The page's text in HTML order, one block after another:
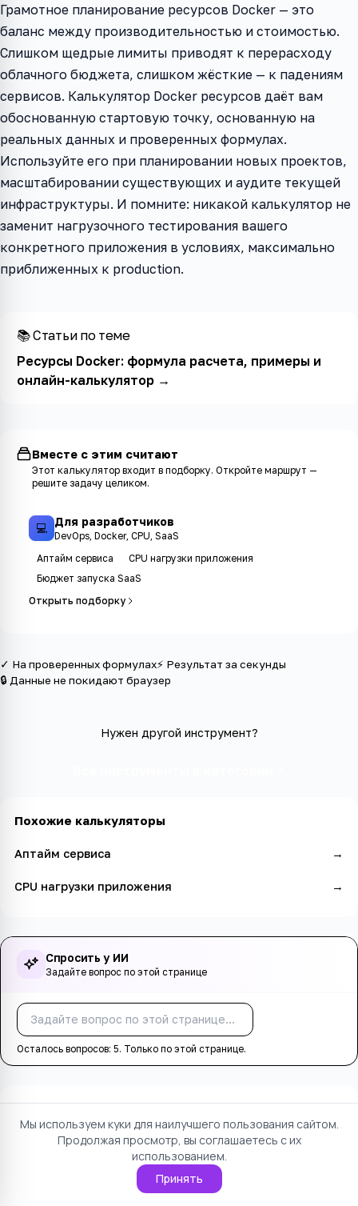
Грамотное планирование ресурсов Docker — это
баланс между производительностью и стоимостью.
Слишком щедрые лимиты приводят к перерасходу
облачного бюджета, слишком жёсткие — к падениям
сервисов. Калькулятор Docker ресурсов даёт вам
обоснованную стартовую точку, основанную на
реальных данных и проверенных формулах.
Используйте его при планировании новых проектов,
масштабировании существующих и аудите текущей
инфраструктуры. И помните: никакой калькулятор не
заменит нагрузочного тестирования вашего
конкретного приложения в условиях, максимально
приближенных к production.
📚 Статьи по теме
Ресурсы Docker: формула расчета, примеры и
онлайн-калькулятор→
Вместе с этим считают
Этот калькулятор входит в подборку. Откройте маршрут —
решите задачу целиком.
💻 Для разработчиков
DevOps, Docker, CPU, SaaS
Аптайм сервиса
CPU нагрузки приложения
Бюджет запуска SaaS
Открыть подборку
✓ На проверенных формулах⚡ Результат за секунды
🔒 Данные не покидают браузер
Нужен другой инструмент?
Похожие калькуляторы
Аптайм сервиса →
CPU нагрузки приложения →
Спросить у ИИ
Задайте вопрос по этой странице
Осталось вопросов: 5. Только по этой странице.
Понравилось Не понравилось
Мы используем куки для наилучшего пользования сайтом.
Продолжая просмотр, вы соглашаетесь с их
использованием.
Принять